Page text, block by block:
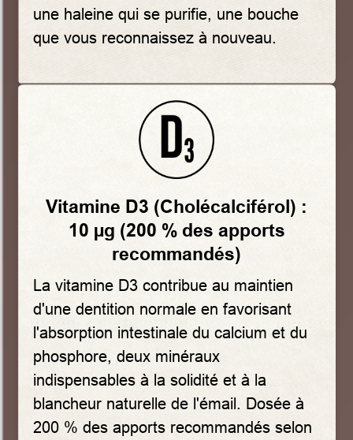
une haleine qui se purifie, une bouche
que vous reconnaissez à nouveau.
Vitamine D3 (Cholécalciférol) :
10 µg (200 % des apports
recommandés)
La vitamine D3 contribue au maintien
d'une dentition normale en favorisant
l'absorption intestinale du calcium et du
phosphore, deux minéraux
indispensables à la solidité et à la
blancheur naturelle de l'émail. Dosée à
200 % des apports recommandés selon